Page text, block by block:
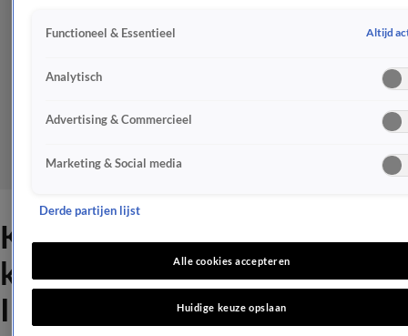
Kamp van Koningsbrugge-
kijkers boos op gemaks actie
Iris Enthoven
Functioneel & Essentieel Altijd
Analytisch
Advertising & Commercieel
Marketing & Social media
Derde partijen lijst
Alle cookies accepteren
Huidige keuze opslaan